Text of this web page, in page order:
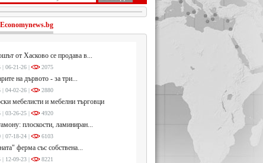
Economynews.bg
от Хасково се продава в...
| 06-21-26 | 2075
на дървото - за три...
| 04-02-26 | 2880
мебелисти и мебелни търговци
| 03-26-25 | 4920
плоскости, ламиниран...
| 07-18-24 | 6103
ферма със собствена...
| 12-09-23 | 8221